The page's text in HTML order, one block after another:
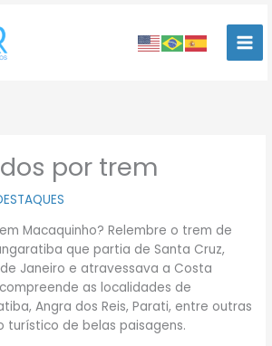
por trem
Macaquinho? Relembre o trem de
que partia de Santa Cruz,
Janeiro e atravessava a Costa
as localidades de
Angra dos Reis, Parati, entre outras
turístico de belas paisagens.